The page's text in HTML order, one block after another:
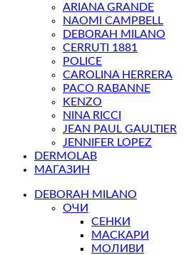
ARIANA GRANDE
NAOMI CAMPBELL
DEBORAH MILANO
CERRUTI 1881
POLICE
CAROLINA HERRERA
PACO RABANNE
KENZO
NINA RICCI
JEAN PAUL GAULTIER
JENNIFER LOPEZ
DERMOLAB
МАГАЗИН
DEBORAH MILANO
ОЧИ
СЕНКИ
МАСКАРИ
МОЛИВИ